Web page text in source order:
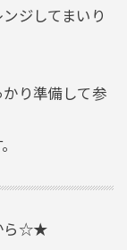
ジしてまいり
り準備して参
ら☆★